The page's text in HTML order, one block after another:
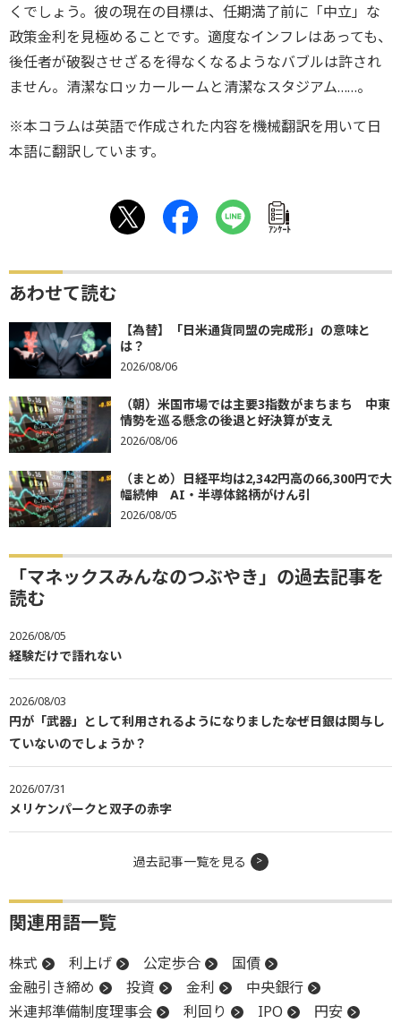
くでしょう。彼の現在の目標は、任期満了前に「中立」な
政策金利を見極めることです。適度なインフレはあっても、
後任者が破裂させざるを得なくなるようなバブルは許され
ません。清潔なロッカールームと清潔なスタジアム……。
※本コラムは英語で作成された内容を機械翻訳を用いて日
本語に翻訳しています。
ｱﾝｹｰﾄ
あわせて読む
【為替】「日米通貨同盟の完成形」の意味と
は？
2026/08/06
（朝）米国市場では主要3指数がまちまち 中東
情勢を巡る懸念の後退と好決算が支え
2026/08/06
（まとめ）日経平均は2,342円高の66,300円で大
幅続伸 AI・半導体銘柄がけん引
2026/08/05
「マネックスみんなのつぶやき」の過去記事を
読む
2026/08/05
経験だけで語れない
2026/08/03
円が「武器」として利用されるようになりました――なぜ日銀は関与し
ていないのでしょうか？
2026/07/31
メリケンパークと双子の赤字
過去記事一覧を見る
関連用語一覧
株式 利上げ 公定歩合
国債
金融引き締め
投資 金利
中央銀行
米連邦準備制度理事会
利回り IPO
円安